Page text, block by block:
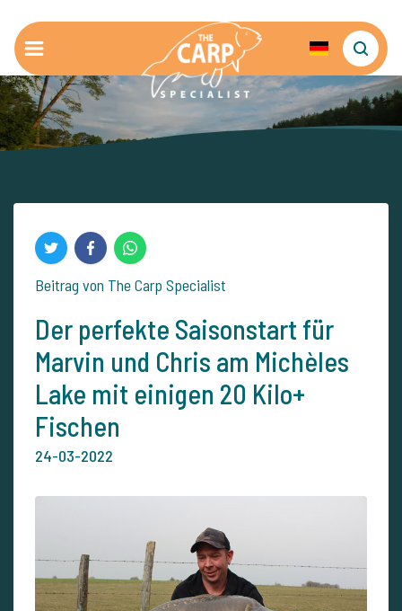
Beitrag von The Carp Specialist
Der perfekte Saisonstart für
Marvin und Chris am Michèles
Lake mit einigen 20 Kilo+
Fischen
24-03-2022